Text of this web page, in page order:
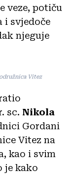
veze, potiču
i svjedoče
njeguje
Vitez
sc. Nikola
Gordani
Vitez na
kao i svim
je kako